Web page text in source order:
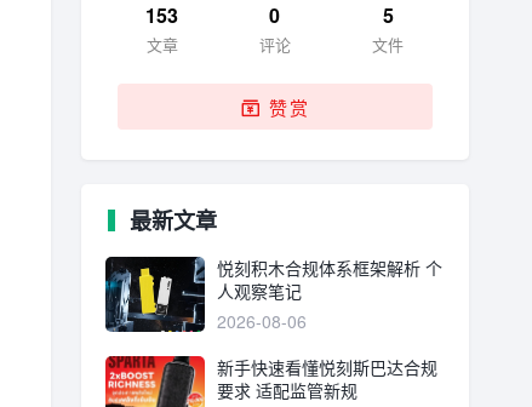
153
文章
0
评论
5
文件
赞赏
最新文章
悦刻积木合规体系框架解析 个
人观察笔记
2026-08-06
新手快速看懂悦刻斯巴达合规
要求 适配监管新规